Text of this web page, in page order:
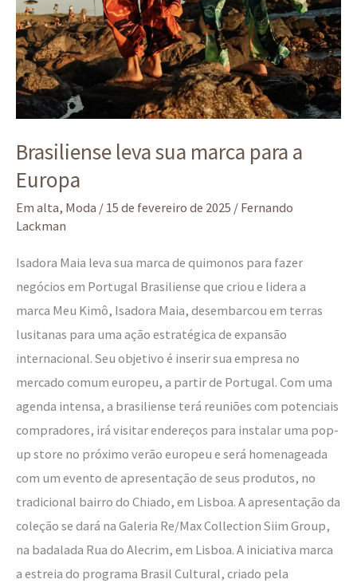
Brasiliense leva sua marca para a
Europa
Em alta, Moda / 15 de fevereiro de 2025 / Fernando
Lackman
Isadora Maia leva sua marca de quimonos para fazer
negócios em Portugal Brasiliense que criou e lidera a
marca Meu Kimô, Isadora Maia, desembarcou em terras
lusitanas para uma ação estratégica de expansão
internacional. Seu objetivo é inserir sua empresa no
mercado comum europeu, a partir de Portugal. Com uma
agenda intensa, a brasiliense terá reuniões com potenciais
compradores, irá visitar endereços para instalar uma pop-
up store no próximo verão europeu e será homenageada
com um evento de apresentação de seus produtos, no
tradicional bairro do Chiado, em Lisboa. A apresentação da
coleção se dará na Galeria Re/Max Collection Siim Group,
na badalada Rua do Alecrim, em Lisboa. A iniciativa marca
a estreia do programa Brasil Cultural, criado pela